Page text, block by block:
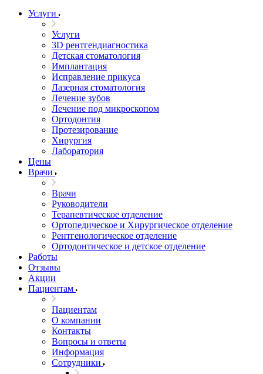
Услуги
Услуги
3D рентгендиагностика
Детская стоматология
Имплантация
Исправление прикуса
Лазерная стоматология
Лечение зубов
Лечение под микроскопом
Ортодонтия
Протезирование
Хирургия
Лаборатория
Цены
Врачи
Врачи
Руководители
Терапевтическое отделение
Ортопедическое и Хирургическое отделение
Рентгенологическое отделение
Ортодонтическое и детское отделение
Работы
Отзывы
Акции
Пациентам
Пациентам
О компании
Контакты
Вопросы и ответы
Информация
Сотрудники